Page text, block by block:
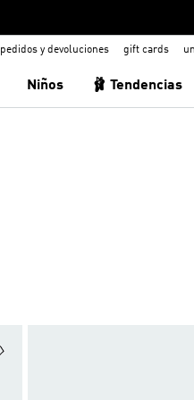
pedidos y devoluciones gift cards
Niños 🩰 Tendencias